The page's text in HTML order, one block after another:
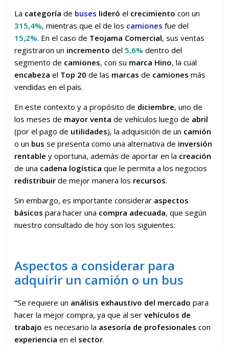
La categoríade buses lideróel crecimientocon un
315,4%, mientras que el de los camiones fue del
15,2%. En el caso de Teojama Comercial, sus ventas
registraron un incrementodel 5,6%dentro del
segmento de camiones, con su marca Hino, la cual
encabeza el Top 20de las marcas de camiones más
vendidas en el país.
En este contexto y a propósito de diciembre, uno de
los meses de mayor venta de vehículos luego de abril
(por el pago de utilidades), la adquisición de un camión
o un bus se presenta como una alternativa de inversión
rentable y oportuna, además de aportar en la creación
de una cadena logística que le permita a los negocios
redistribuir de mejor manera los recursos.
Sin embargo, es importante considerar aspectos
básicos para hacer una compra adecuada, que según
nuestro consultado de hoy son los siguientes:
Aspectos a considerar para
adquirir un camión o un bus
“Se requiere un análisis exhaustivo del mercado para
hacer la mejor compra, ya que al servehículos de
trabajo es necesario la asesoría de profesionales con
experiencia en el sector.